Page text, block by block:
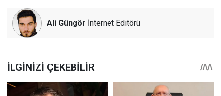
Ali Güngör İnternet Editörü